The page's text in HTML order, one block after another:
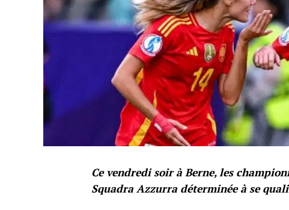
Ce vendredi soir à Berne, les
Squadra Azzurra déterminée à se